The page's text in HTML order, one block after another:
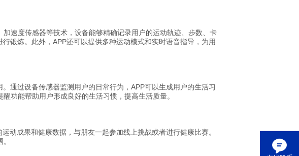
速度传感器等技术，设备能够精确记录用户的运动轨迹、步数、卡
锻炼。此外，APP还可以提供多种运动模式和实时语音指导，为用
通过设备传感器监测用户的日常行为，APP可以生成用户的生活习
功能帮助用户形成良好的生活习惯，提高生活质量。
动成果和健康数据，与朋友一起参加线上挑战或者进行健康比赛。